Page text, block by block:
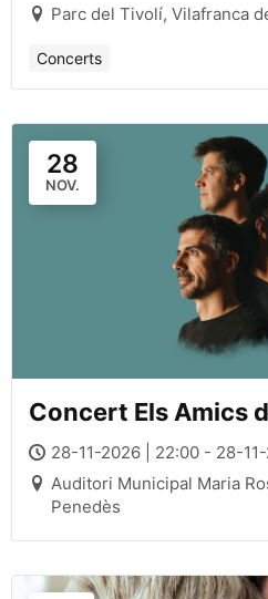
Parc del Tivolí, Vilafranca
Concerts
28
NOV.
Concert Els Amics
28-11-2026 | 22:00 - 28-
Auditori Municipal Maria
Penedès